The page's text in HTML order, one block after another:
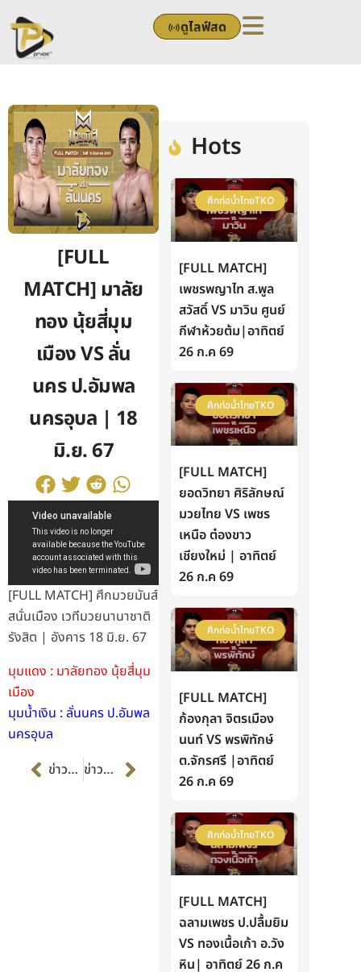
to
content
ดูไลฟ์สด
[FULL
MATCH] มาลัย
ทอง นุ้ยสี่มุม
เมือง VS ลั่น
นคร ป.อัมพล
นครอุบล | 18
มิ.ย. 67
[FULL MATCH] ศึกมวยมันส์
สนั่นเมือง เวทีมวยนานาชาติ
รังสิต | อังคาร 18 มิ.ย. 67
มุมแดง : มาลัยทอง นุ้ยสี่มุม
เมือง
มุมน้ำเงิน : ลั่นนคร ป.อัมพล
นครอุบล
Prevข่าวก่อนหน้า ข่าวต่อไป Next
Hots
ศึกท่อน้ำไทยTKO
[FULL MATCH]
เพชรพญาไท ส.พูล
สวัสดิ์ VS มาวิน ศูนย์
กีฬาห้วยต้ม|อาทิตย์
26 ก.ค 69
ศึกท่อน้ำไทยTKO
[FULL MATCH]
ยอดวิทยา ศิริลักษณ์
มวยไทย VS เพชร
เหนือ ต๋องขาว
เชียงใหม่ | อาทิตย์
26 ก.ค 69
ศึกท่อน้ำไทยTKO
[FULL MATCH]
ก้องกุลา จิตรเมือง
นนท์ VS พรพิทักษ์
ต.จักรศรี |อาทิตย์
26 ก.ค 69
ศึกท่อน้ำไทยTKO
[FULL MATCH]
ฉลามเพชร ป.ปลื้มยิม
VS ทองเนื้อเก้า อ.วัง
หิน| อาทิตย์ 26 ก.ค